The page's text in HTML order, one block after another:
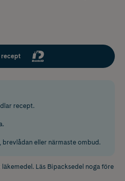
recept.
eller närmaste ombud.
Läs Bipacksedel noga före